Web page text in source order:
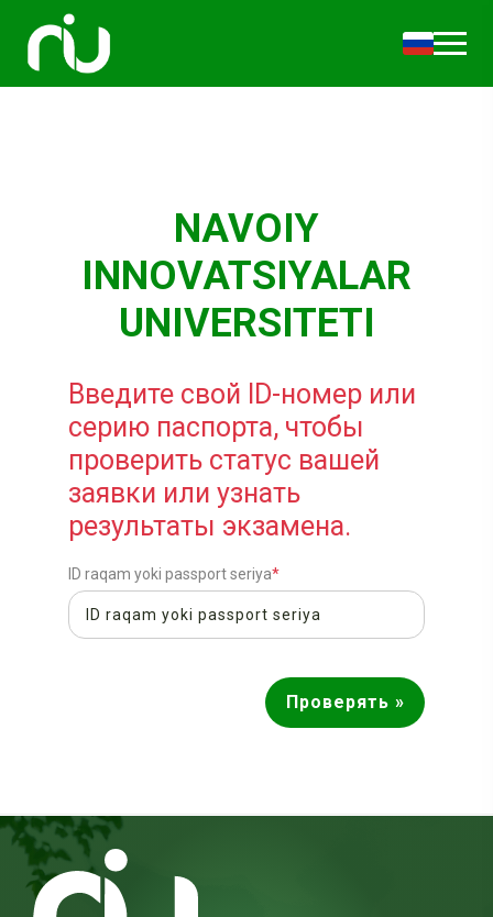
NAVOIY
INNOVATSIYALAR
UNIVERSITETI
Введите свой ID-номер или
серию паспорта, чтобы
проверить статус вашей
заявки или узнать
результаты экзамена.
ID raqam yoki passport seriya*